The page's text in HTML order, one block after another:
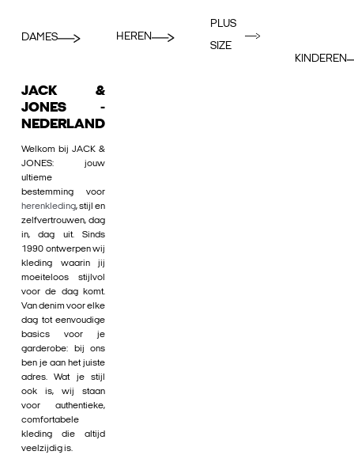
DAMES HEREN
PLUS
SIZE
KINDEREN
JACK &
JONES -
NEDERLAND
Welkom bij JACK &
JONES: jouw
ultieme
bestemming voor
herenkleding, stijl en
zelfvertrouwen, dag
in, dag uit. Sinds
1990 ontwerpen wij
kleding waarin jij
moeiteloos stijlvol
voor de dag komt.
Van denim voor elke
dag tot eenvoudige
basics voor je
garderobe: bij ons
ben je aan het juiste
adres. Wat je stijl
ook is, wij staan
voor authentieke,
comfortabele
kleding die altijd
veelzijdig is.